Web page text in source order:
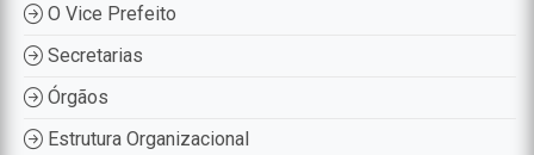
O Vice Prefeito
Secretarias
Órgãos
Estrutura Organizacional